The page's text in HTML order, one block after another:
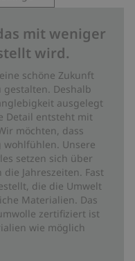
mit weniger
wird.
schöne Zukunft
Deshalb
ausgelegt
Detail entsteht mit
möchten, dass
Unsere
setzen sich über
Jahreszeiten. Fast
die die Umwelt
Materialien. Das
zertifiziert ist
wie möglich